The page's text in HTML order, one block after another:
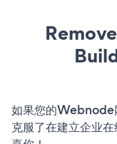
如果您的Webnode
克服了在建立企业